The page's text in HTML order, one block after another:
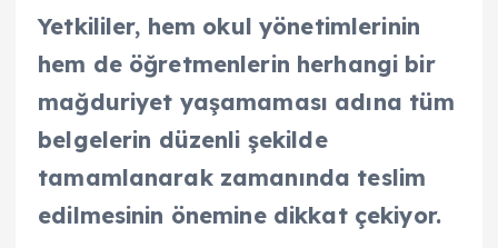
Yetkililer, hem okul yönetimlerinin
hem de öğretmenlerin herhangi bir
mağduriyet yaşamaması adına tüm
belgelerin düzenli şekilde
tamamlanarak zamanında teslim
edilmesinin önemine dikkat çekiyor.